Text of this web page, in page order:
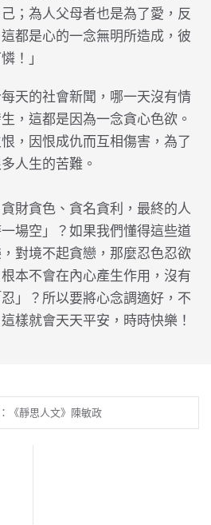
；為人父母者也是為了愛，反
都是心的一念無明所造成，彼
！」
天的社會新聞，哪一天沒有情
，這都是因為一念貪心色欲。
，因恨成仇而互相傷害，為了
人生的苦難。
財貪色、貪名貪利，最終的人
場空」？如果我們懂得這些道
對境不起貪戀，那麼忍色忍欲
本不會在內心產生作用，沒有
」？所以要將心念調適好，不
樣就會天天平安，時時快樂！
《靜思人文》陳敏政